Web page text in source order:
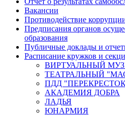
Вакансии
Противодействие
Предписания органов
образования
Публичные доклады и
Расписание кружков и
ВИРТУАЛЬНЫЙ
ТЕАТРАЛЬНЫЙ
ПДД
АКАДЕМИЯ ДОБРА
ЛАДЬЯ
ЮНАРМИЯ